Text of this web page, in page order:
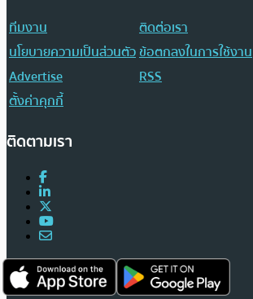
ทีมงาน
ติดต่อเรา
นโยบายความเป็นส่วนตัวข้อตกลงในการใช้งาน
Advertise
RSS
ตั้งค่าคุกกี้
ติดตามเรา